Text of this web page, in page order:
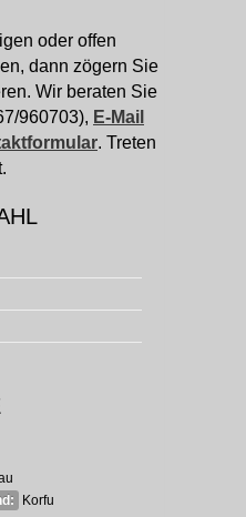
oder offen
dann zögern Sie
Wir beraten Sie
960703), E-Mail
. Treten
Korfu